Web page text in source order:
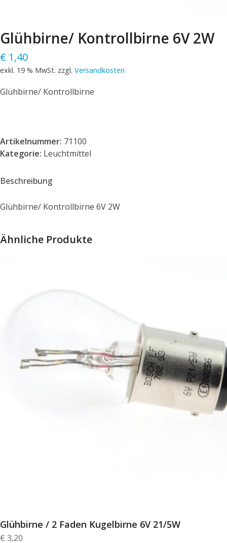
Glühbirne/ Kontrollbirne 6V 2W
€ 1,40
exkl. 19 % MwSt. zzgl. Versandkosten
Glühbirne/ Kontrollbirne
Artikelnummer: 71100
Kategorie: Leuchtmittel
Beschreibung
Glühbirne/ Kontrollbirne 6V 2W
Ähnliche Produkte
Glühbirne / 2 Faden Kugelbirne 6V 21/5W
€ 3,20